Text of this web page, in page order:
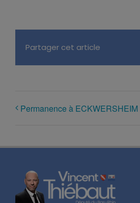
Partager cet article
Permanence à ECKWERSHEIM